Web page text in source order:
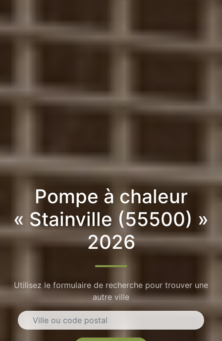
Pompe à chaleur
« Stainville (55500) »
2026
Utilisez le formulaire de recherche pour trouver une
autre ville